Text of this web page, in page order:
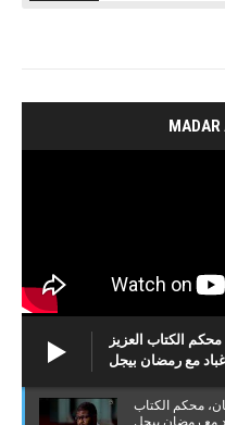
الكتاب العزيز
محكم الكتاب